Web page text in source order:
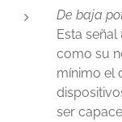
De baja
Esta
como su
mínimo el
ser